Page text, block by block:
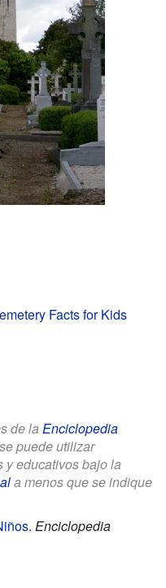
Facts for Kids
de la Enciclopedia
puede utilizar
y educativos bajo la
a menos que se indique
. Enciclopedia